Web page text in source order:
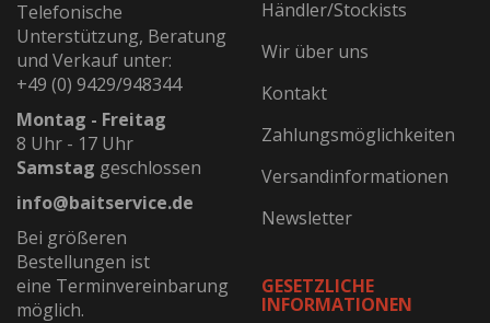
Telefonische
Unterstützung, Beratung
und Verkauf unter:
+49 (0) 9429/948344
Montag - Freitag
8 Uhr - 17 Uhr
Samstag geschlossen
info@baitservice.de
Bei größeren
Bestellungen ist
eine Terminvereinbarung
möglich.
Händler/Stockists
Wir über uns
Kontakt
Zahlungsmöglichkeiten
Versandinformationen
Newsletter
GESETZLICHE
INFORMATIONEN